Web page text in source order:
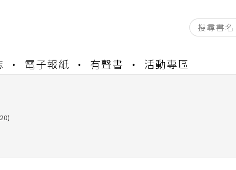
電子報紙 有聲書 活動專區
產合併結果查詢
櫃開通申請
資產合併申請圖文教學
櫃開通申請